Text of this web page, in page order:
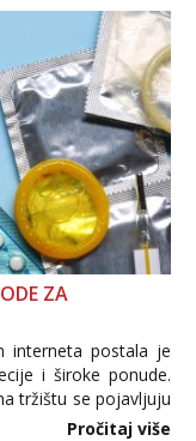
ZA
interneta postala je
i široke ponude.
tržištu se pojavljuju
internetske
Pročitaj više